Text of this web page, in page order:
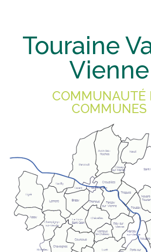
Touraine
Vienne
COMMUNAUTÉ
COMMUNES